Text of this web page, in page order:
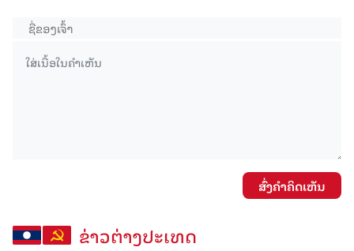
ສົ່ງຄໍາຄິດເຫັນ
ຂ່າວຕ່າງປະເທດ